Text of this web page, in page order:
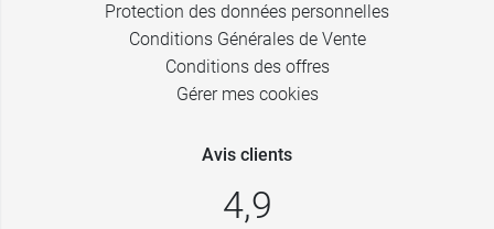
Protection des données personnelles
Conditions Générales de Vente
Conditions des offres
Gérer mes cookies
Avis clients
4,9